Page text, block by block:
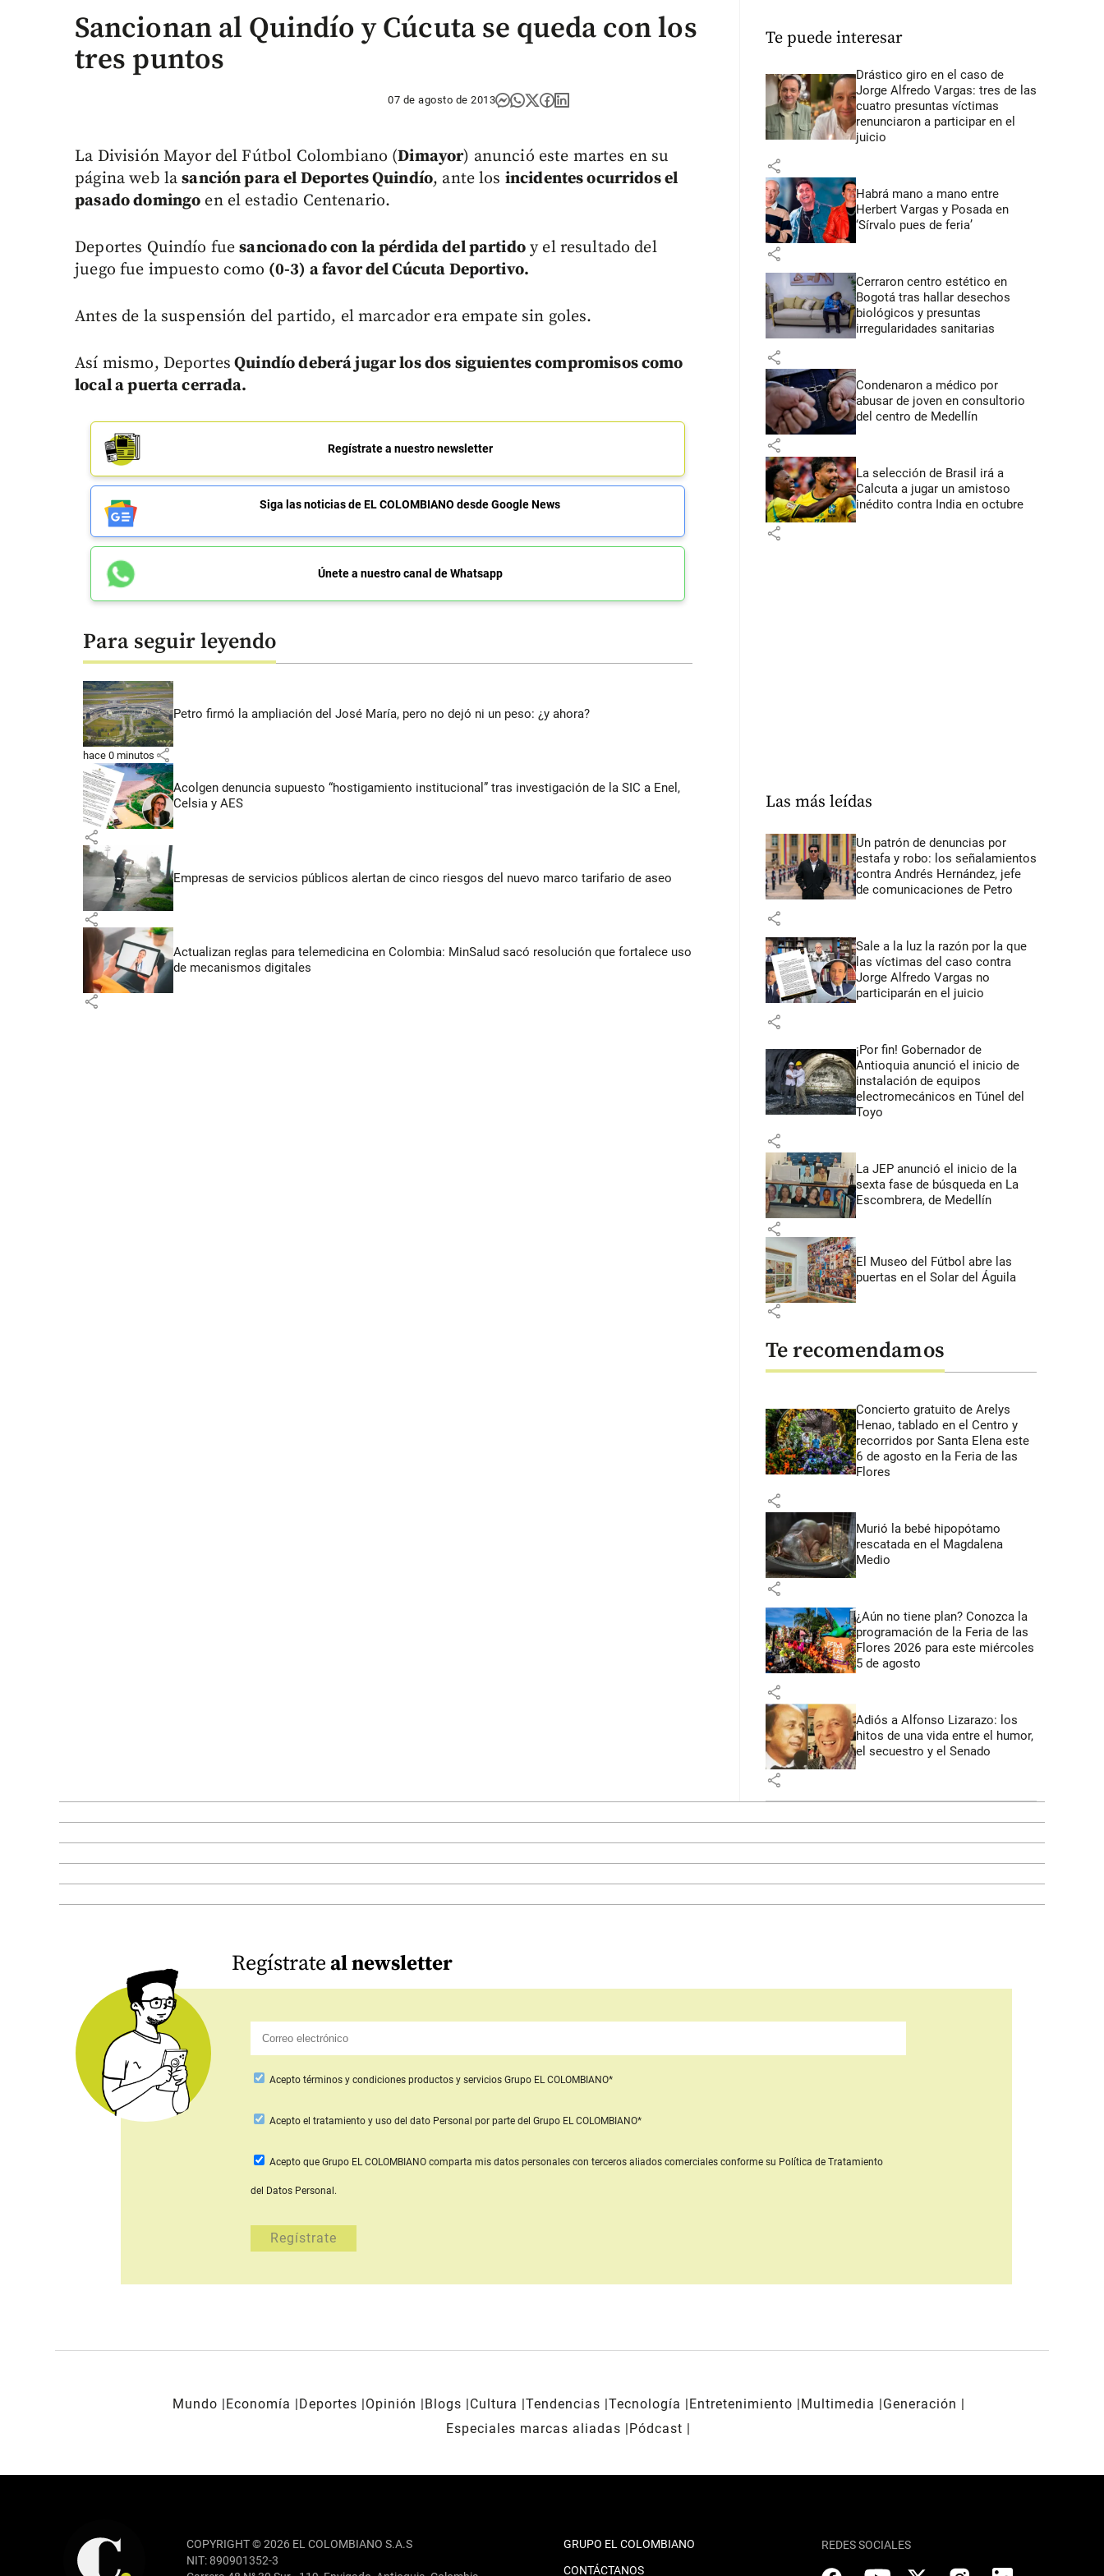
Sancionan al Quindío y Cúcuta se queda con los
tres puntos
07 de agosto de 2013
La División Mayor del Fútbol Colombiano (Dimayor) anunció este martes en su
página web lasanción para el Deportes Quindío, ante los incidentes ocurridos el
pasado domingo en el estadio Centenario.
Deportes Quindío fuesancionado con la pérdida del partidoy el resultado del
juego fue impuesto como (0-3) a favor del Cúcuta Deportivo.
Antes de la suspensión del partido, el marcador era empate sin goles.
Así mismo, Deportes Quindío deberá jugar los dos siguientes compromisos como
local a puerta cerrada.
Regístrate a nuestro newsletter
Siga las noticias de EL COLOMBIANO desde Google News
Únete a nuestro canal de Whatsapp
Para seguir leyendo
Petro firmó la ampliación del José María, pero no dejó ni un peso: ¿y ahora?
hace 0 minutos share
Acolgen denuncia supuesto “hostigamiento institucional” tras investigación de la SIC a Enel,
Celsia y AES
share
Empresas de servicios públicos alertan de cinco riesgos del nuevo marco tarifario de aseo
share
Actualizan reglas para telemedicina en Colombia: MinSalud sacó resolución que fortalece uso
de mecanismos digitales
share
Te puede interesar
Drástico giro en el caso de
Jorge Alfredo Vargas: tres de las
cuatro presuntas víctimas
renunciaron a participar en el
juicio
share
Habrá mano a mano entre
Herbert Vargas y Posada en
‘Sírvalo pues de feria’
share
Cerraron centro estético en
Bogotá tras hallar desechos
biológicos y presuntas
irregularidades sanitarias
share
Condenaron a médico por
abusar de joven en consultorio
del centro de Medellín
share
La selección de Brasil irá a
Calcuta a jugar un amistoso
inédito contra India en octubre
share
Las más leídas
Un patrón de denuncias por
estafa y robo: los señalamientos
contra Andrés Hernández, jefe
de comunicaciones de Petro
share
Sale a la luz la razón por la que
las víctimas del caso contra
Jorge Alfredo Vargas no
participarán en el juicio
share
¡Por fin! Gobernador de
Antioquia anunció el inicio de
instalación de equipos
electromecánicos en Túnel del
Toyo
share
La JEP anunció el inicio de la
sexta fase de búsqueda en La
Escombrera, de Medellín
share
El Museo del Fútbol abre las
puertas en el Solar del Águila
share
Te recomendamos
Concierto gratuito de Arelys
Henao, tablado en el Centro y
recorridos por Santa Elena este
6 de agosto en la Feria de las
Flores
share
Murió la bebé hipopótamo
rescatada en el Magdalena
Medio
share
¿Aún no tiene plan? Conozca la
programación de la Feria de las
Flores 2026 para este miércoles
5 de agosto
share
Adiós a Alfonso Lizarazo: los
hitos de una vida entre el humor,
el secuestro y el Senado
share
Regístrateal newsletter
Acepto términos y condiciones productos y servicios Grupo EL COLOMBIANO*
Aceptoel tratamiento y uso del dato Personal por parte del Grupo EL COLOMBIANO*
Acepto que Grupo EL COLOMBIANO comparta mis datos personales con terceros aliados comercialesconforme su Política de Tratamiento
del Datos Personal.
Mundo Economía Deportes Opinión Blogs Cultura Tendencias Tecnología Entretenimiento Multimedia
Generación
Especiales marcas aliadas
Pódcast
COPYRIGHT © 2026 EL COLOMBIANO S.A.S
NIT: 890901352-3
GRUPO EL COLOMBIANO
CONTÁCTANOS
REDES SOCIALES